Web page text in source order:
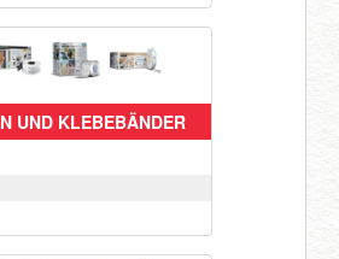
UND KLEBEBÄNDER